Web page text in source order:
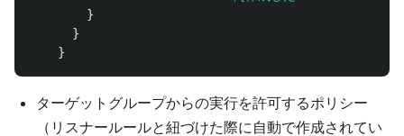
}
}
}
ターゲットグループからの実行を許可するポリシー
（リスナールールと紐づけた際に自動で作成されてい